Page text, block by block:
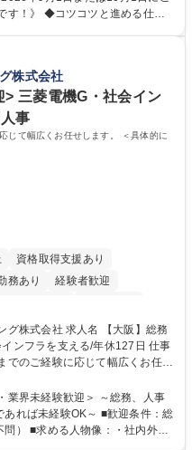
放送枠の情報管理、不備確
|博報堂DY
業務】9月・10月入社限定！
株式会社
> 三菱電機G・社会イン
事
じて幅広くお任せします。 ＜具体的に
資格取得支援あり
務あり
経験者歓迎
寮・社宅あり 食事補助あり
名 【大阪】総務
フラを支える/年休127日 仕事
でのご経験に応じて幅広くお任せ
基本的には事務所勤務ですが、
外への日帰り・宿泊を伴う国内
、お互いに助け合いながら、総
業界未経験歓迎＞ ～総務、人事
れば未経験OK～ ■歓迎条件：総
社内外の